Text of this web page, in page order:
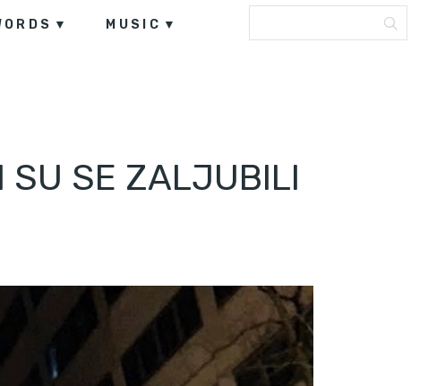
MUSIC
SU SE ZALJUBILI